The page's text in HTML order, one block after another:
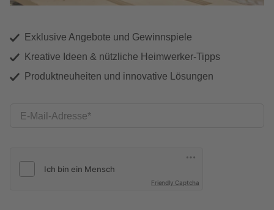
Exklusive Angebote und Gewinnspiele
Kreative Ideen & nützliche Heimwerker-Tipps
Produktneuheiten und innovative Lösungen
E-Mail-Adresse
Friendly Captcha